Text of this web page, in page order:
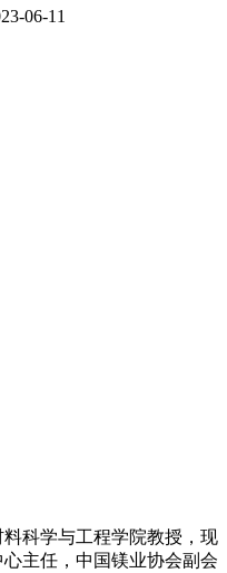
06-11
科学与工程学院教授，现
主任，中国镁业协会副会